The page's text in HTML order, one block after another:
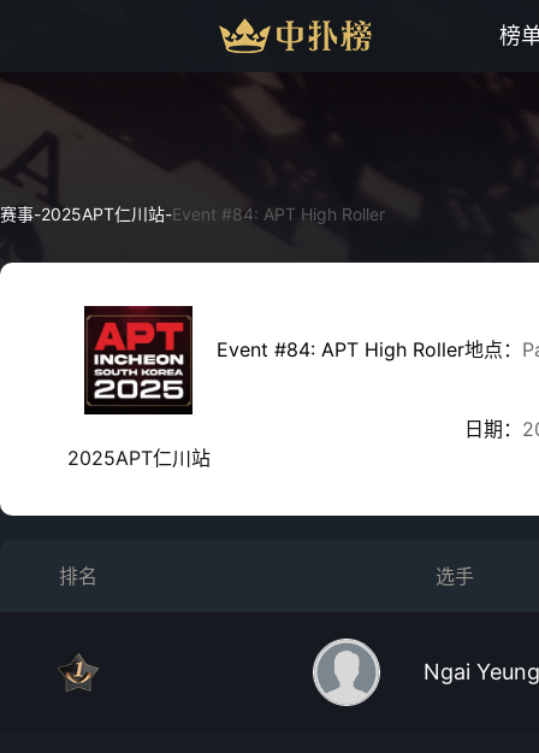
榜
赛事-2025APT仁川站-Event #84: APT High Roller
2025APT仁川站
Event #84: APT High Roller地点：
日期：
排名 选手
Ngai